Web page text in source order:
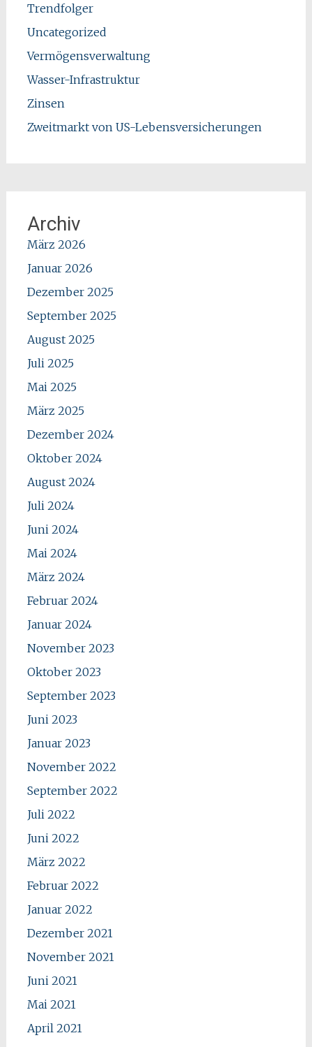
Trendfolger
Uncategorized
Vermögensverwaltung
Wasser-Infrastruktur
Zinsen
Zweitmarkt von US-Lebensversicherungen
Archiv
März 2026
Januar 2026
Dezember 2025
September 2025
August 2025
Juli 2025
Mai 2025
März 2025
Dezember 2024
Oktober 2024
August 2024
Juli 2024
Juni 2024
Mai 2024
März 2024
Februar 2024
Januar 2024
November 2023
Oktober 2023
September 2023
Juni 2023
Januar 2023
November 2022
September 2022
Juli 2022
Juni 2022
März 2022
Februar 2022
Januar 2022
Dezember 2021
November 2021
Juni 2021
Mai 2021
April 2021